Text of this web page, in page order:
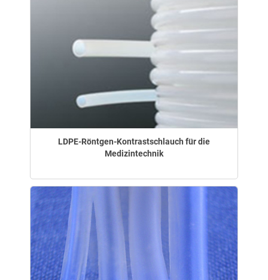
LDPE-Röntgen-Kontrastschlauch für die
Medizintechnik